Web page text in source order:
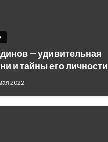
— удивительная
и тайны его личности
2022